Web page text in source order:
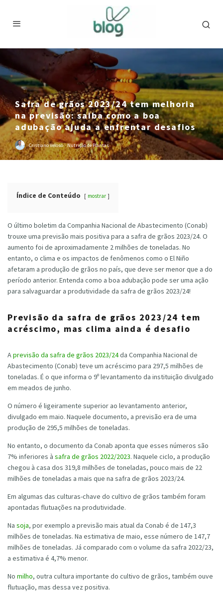
Safra de grãos 2023/24 tem melhoria
na previsão: saiba como a boa
adubação ajuda a enfrentar desafios
Cristiano Veloso · Nutrição de Plantas
Índice de Conteúdo mostrar
O último boletim da Companhia Nacional de Abastecimento (Conab)
trouxe uma previsão mais positiva para a safra de grãos 2023/24. O
aumento foi de aproximadamente 2 milhões de toneladas. No
entanto, o clima e os impactos de fenômenos como o El Niño
afetaram a produção de grãos no país, que deve ser menor que a do
período anterior. Entenda como a boa adubação pode ser uma ação
para salvaguardar a produtividade da safra de grãos 2023/24!
Previsão da safra de grãos 2023/24 tem
acréscimo, mas clima ainda é desafio
Aprevisão da safra de grãos 2023/24da Companhia Nacional de
Abastecimento (Conab) teve um acréscimo para 297,5 milhões de
toneladas. É o que informa o 9º levantamento da instituição divulgado
em meados de junho.
O número é ligeiramente superior ao levantamento anterior,
divulgado em maio. Naquele documento, a previsão era de uma
produção de 295,5 milhões de toneladas.
No entanto, o documento da Conab aponta que esses números são
7% inferiores à safra de grãos 2022/2023. Naquele ciclo, a produção
chegou à casa dos 319,8 milhões de toneladas, pouco mais de 22
milhões de toneladas a mais que na safra de grãos 2023/24.
Em algumas das culturas-chave do cultivo de grãos também foram
apontadas flutuações na produtividade.
Na soja, por exemplo a previsão mais atual da Conab é de 147,3
milhões de toneladas. Na estimativa de maio, esse número de 147,7
milhões de toneladas. Já comparado com o volume da safra 2022/23,
a estimativa é 4,7% menor.
No milho, outra cultura importante do cultivo de grãos, também ouve
flutuação, mas dessa vez positiva.